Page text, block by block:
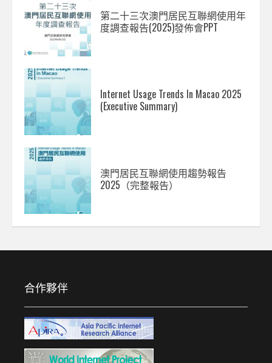
第二十三次澳門居民互聯網使用年
度調查報告(2025)發佈會PPT
Internet Usage Trends In Macao 2025
(Executive Summary)
澳門居民互聯網使用趨勢報告
2025（完整報告）
合作夥伴